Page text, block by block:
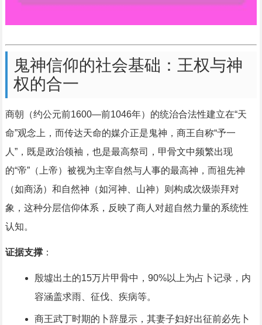
鬼神信仰的社会基础：王权与神
权的合一
商朝（约公元前1600—前1046年）的统治合法性建立在“天
命”观念上，而传达天命的媒介正是鬼神，商王自称“予一
人”，既是政治领袖，也是最高祭司，甲骨文中频繁出现
的“帝”（上帝）被视为主宰自然与人事的最高神，而祖先神
（如商汤）和自然神（如河神、山神）则构成次级崇拜对
象，这种分层信仰体系，反映了商人对超自然力量的系统性
认知。
证据支撑：
殷墟出土的15万片甲骨中，90%以上为占卜记录，内
容涵盖求雨、征伐、疾病等。
商王武丁时期的卜辞显示，其妻子妇好出征前必先卜